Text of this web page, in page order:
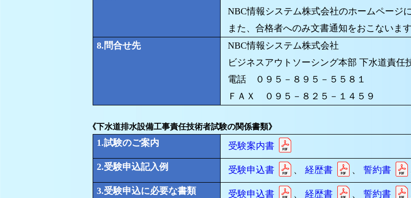
NBC情報システム株式会社のホームページ
また、合格者へのみ文書通知をおこないま
8. 問合せ先 NBC情報システム株式会社
ビジネスアウトソーシング本部 下水道責任
電話 ０９５－８９５－５５８１
ＦＡＸ ０９５－８２５－１４５９
《下水道排水設備工事責任技術者試験の関係書類》
1.試験のご案内 受験案内書
2.受験申込記入例 受験申込書 、経歴書 、誓約書
3.受験申込に必要な書類 受験申込書 、経歴書 、誓約書